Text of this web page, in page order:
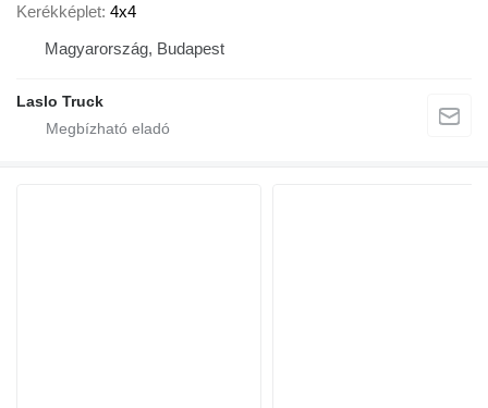
Kerékképlet 4x4
Magyarország, Budapest
Laslo Truck